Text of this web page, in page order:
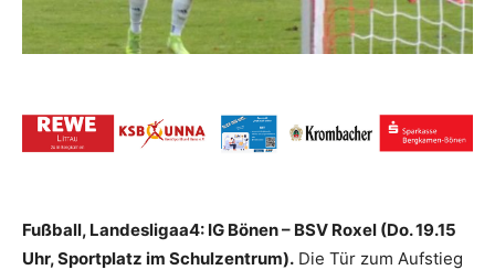
Fußball, Landesligaa4: IG Bönen – BSV Roxel (Do. 19.15
Uhr, Sportplatz im Schulzentrum). Die Tür zum Aufstieg